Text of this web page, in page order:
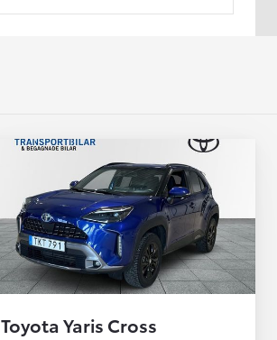
Toyota Yaris Cross